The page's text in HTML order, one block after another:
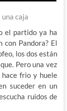
una caja
el partido ya ha
con Pandora? El
los dos están
Pero una vez
frio y huele
suceder en un
ruidos de